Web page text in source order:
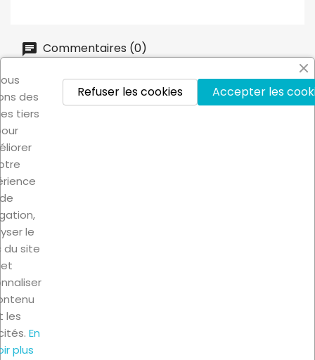
Commentaires (0)
Aucun avis n'a été publié pour le moment.
PRODUITS
NOTRE SOCIÉTÉ
VOTRE COMPTE
INFORMATIONS
des
tiers
de
le
du site
et
les
En
plus
Accepter les
Refuser les cookies